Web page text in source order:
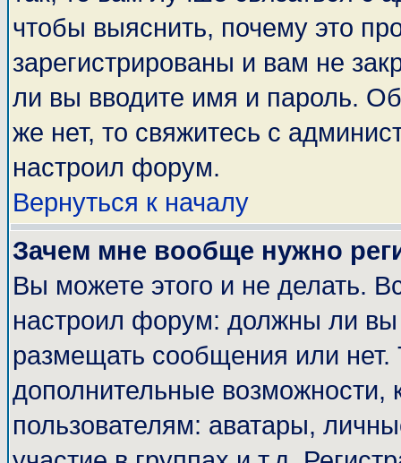
чтобы выяснить, почему это
зарегистрированы и вам не
ли вы вводите имя и пароль.
же нет, то свяжитесь с
настроил форум.
Вернуться к началу
Зачем мне вообще нужно
Вы можете этого и не делать.
настроил форум: должны ли вы
размещать сообщения или
дополнительные
пользователям: аватары,